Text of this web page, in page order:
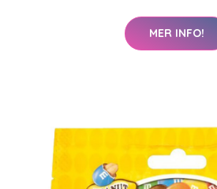
MER INFO!